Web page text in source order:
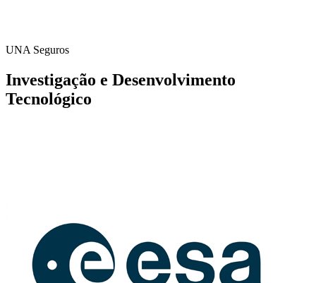
UNA Seguros
Investigação e Desenvolvimento
Tecnológico